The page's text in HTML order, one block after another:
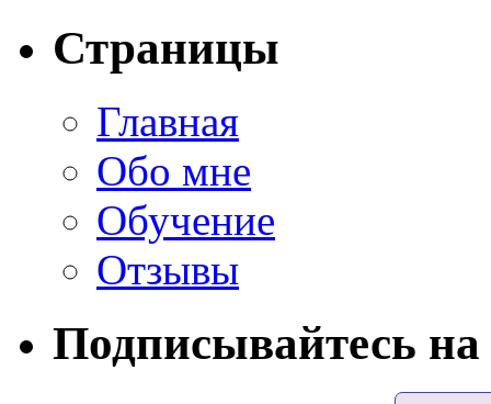
Страницы
Главная
Обо мне
Обучение
Отзывы
Подписывайтесь